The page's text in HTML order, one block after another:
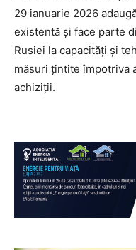
29 ianuarie 2026
existentă și face parte
Rusiei la capacități și
măsuri țintite împotriva
achiziții.